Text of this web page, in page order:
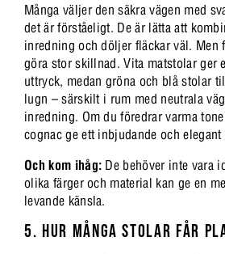
Många väljer den säkra vägen med
det är förståeligt. De är lätta att
inredning och döljer fläckar väl. Men
göra stor skillnad. Vita matstolar ger
uttryck, medan gröna och blå stolar
lugn – särskilt i rum med neutrala
inredning. Om du föredrar varma
cognac ge ett inbjudande och
Och kom ihåg: De behöver inte vara
olika färger och material kan ge en
levande känsla.
5. HUR MÅNGA STOLAR FÅR